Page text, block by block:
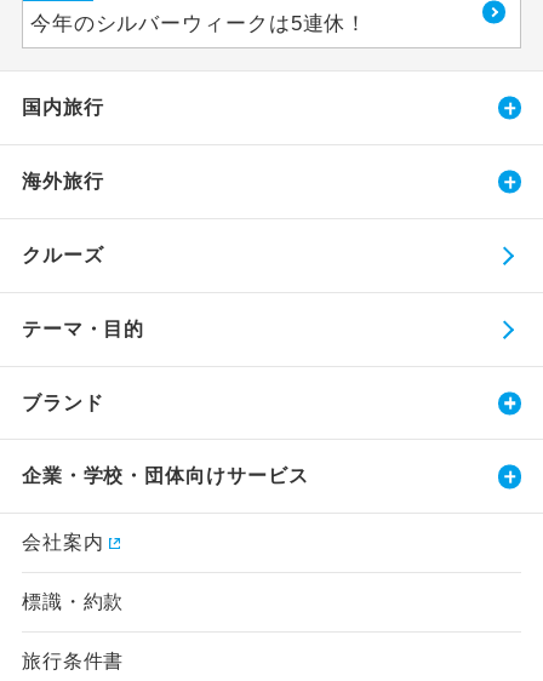
今年のシルバーウィークは5連休！
国内旅行
海外旅行
クルーズ
テーマ・目的
ブランド
企業・学校・団体向けサービス
会社案内
標識・約款
旅行条件書